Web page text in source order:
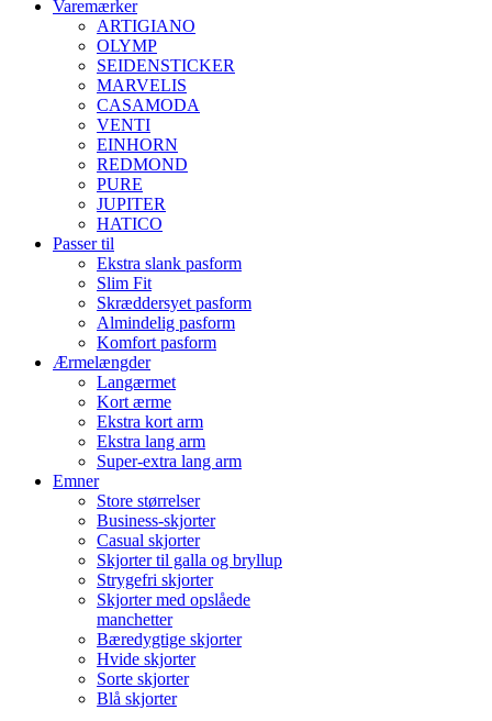
Varemærker
ARTIGIANO
OLYMP
SEIDENSTICKER
MARVELIS
CASAMODA
VENTI
EINHORN
REDMOND
PURE
JUPITER
HATICO
Passer til
Ekstra slank pasform
Slim Fit
Skræddersyet pasform
Almindelig pasform
Komfort pasform
Ærmelængder
Langærmet
Kort ærme
Ekstra kort arm
Ekstra lang arm
Super-extra lang arm
Emner
Store størrelser
Business-skjorter
Casual skjorter
Skjorter til galla og bryllup
Strygefri skjorter
Skjorter med opslåede
manchetter
Bæredygtige skjorter
Hvide skjorter
Sorte skjorter
Blå skjorter